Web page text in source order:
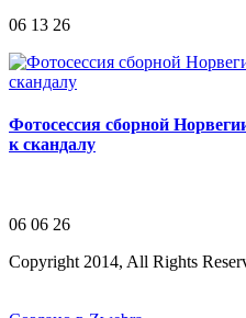
06 13 26
Фотосессия сборной
к скандалу
06 06 26
Copyright 2014, All Rights